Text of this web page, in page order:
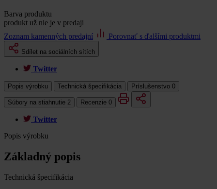
Barva produktu
produkt už nie je v predaji
Zoznam kamenných predajní
Porovnať s ďalšími produktmi
Sdílet na sociálních sítích
Twitter
Popis výrobku Technická špecifikácia Príslušenstvo 0
Súbory na stiahnutie 2 Recenzie 0
Twitter
Popis výrobku
Základný popis
Technická špecifikácia